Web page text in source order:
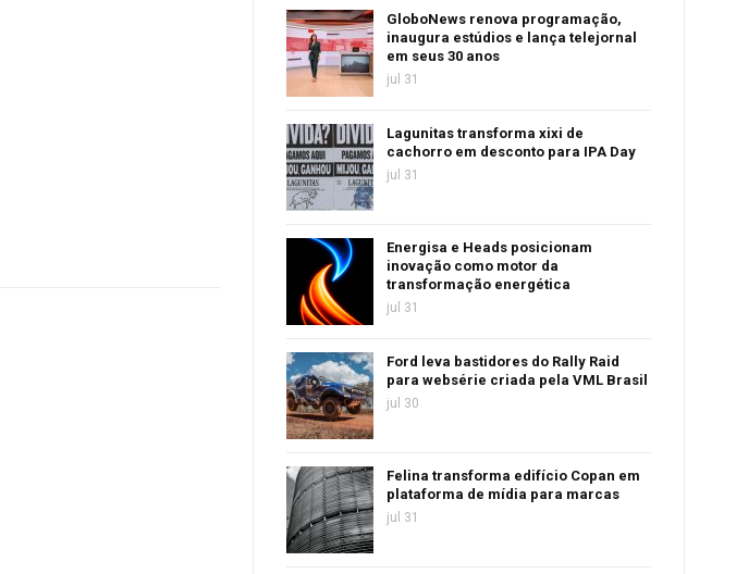
GloboNews renova programação,
inaugura estúdios e lança telejornal
em seus 30 anos
jul 31
Lagunitas transforma xixi de
cachorro em desconto para IPA Day
jul 31
Energisa e Heads posicionam
inovação como motor da
transformação energética
jul 31
Ford leva bastidores do Rally Raid
para websérie criada pela VML Brasil
jul 30
Felina transforma edifício Copan em
plataforma de mídia para marcas
jul 31